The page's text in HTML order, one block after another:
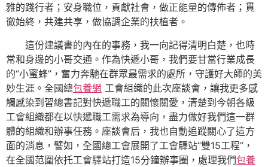
雅的踐行者；安身職位，貢獻社會，做正能量的傳佈者；貫
徹始終，共建共享，做協調企業的扶植者。
這份建議書的內在的事務，我一向記得清明白楚，也時
常和身邊的小哥交通。作為快遞小哥，我們要甘當行業成長
的“小蜜蜂”，奮力奔馳在群眾最需求的處所，守護好大師的美
妙生涯。全國總包養網 工會組織的此次座談會，讓我更多感
觸感染到習總書記對快遞職工的關懷關愛，清楚到今朝各級
工會組織都在以快遞職工需求為導向，盡力做好我們這一群
體的組織和辦事任務。座談會后，我也自動追蹤關心了這方
面的消息，譬如，全國總工會展開了工會驛站“雙15工程”，
在全國范圍依托工會驛站打造15分鐘辦事圈，處理我們包養